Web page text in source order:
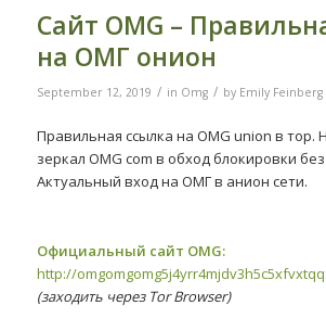
Сайт OMG –
на ОМГ онион
September 12, 2019 / in Omg / by Emily Feinberg
Правильная ссылка на OMG union в тор.
зеркал OMG com в обход блокировки
Актуальный вход на ОМГ в анион сети.
Официальный сайт OMG:
http://
(заходить через Tor Browser)